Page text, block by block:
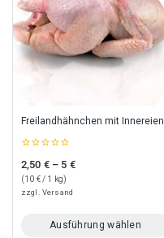
auf.
Die
Optionen
können
auf
gewählt
Freilandhähnchen mit Innereien
out
of
5
2,50 € – 5 €Preisspanne: 2,50 € bis 5 €
(10 €/ 1 kg)
zzgl. Versand
Ausführung wählen